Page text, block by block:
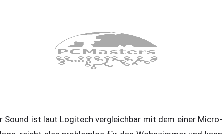
Sound ist laut Logitech vergleichbar mit dem einer Micro-